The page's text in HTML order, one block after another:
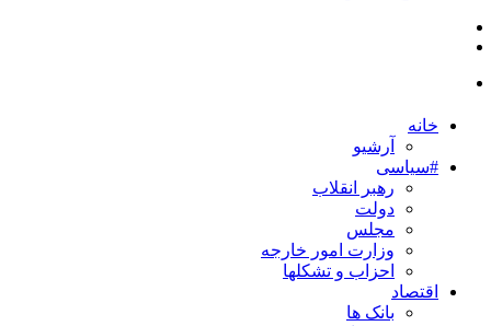
خانه
آرشیو
#سیاسی
رهبر انقلاب
دولت
مجلس
وزارت امور خارجه
احزاب و تشکلها
اقتصاد
بانک ها